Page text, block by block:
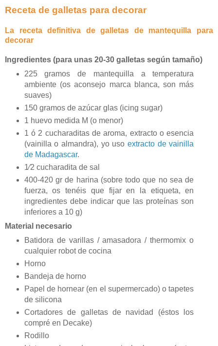
Receta de galletas para decorar
La receta definitiva de galletas de mantequilla para
decorar
Ingredientes (para unas 20-30 galletas según tamaño)
225 gramos de mantequilla a temperatura
ambiente (os aconsejo marca blanca, son más
suaves)
150 gramos de azúcar glas (icing sugar)
1 huevo medida M (o menor)
1 ó 2 cucharaditas de aroma, extracto o esencia
(vainilla o almandra), yo usoextracto de vainilla
de Madagascar.
1⁄2 cucharadita de sal
400-420 gr de harina (sobre todo que no sea de
fuerza, os tenéis que fijar en la etiqueta, en
ingredientes debe indicar que las proteínas son
inferiores a 10 g)
Material necesario
Batidora de varillas / amasadora / thermomix o
cualquier robot de cocina
Horno
Bandeja de horno
Papel de hornear (en el supermercado) o tapetes
de silicona
Cortadores de galletas de navidad (éstos los
compré en Decake)
Rodillo